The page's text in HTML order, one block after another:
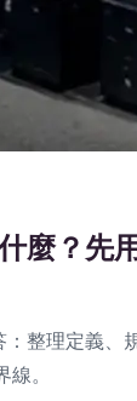
麼？先
：整理定義、
線。